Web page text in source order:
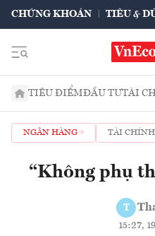
CHỨNG KHOÁN TIÊU &
TIÊU ĐIỂMĐẦU TƯTÀI
NGÂN HÀNG TÀI CHÍNH
“Không phụ
T
15:27,